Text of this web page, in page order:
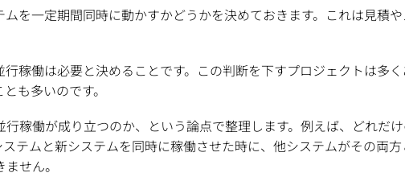
を一定期間同時に動かすかどうかを決めておきます。これは見積
稼働は必要と決めることです。この判断を下すプロジェクトは多
も多いのです。
稼働が成り立つのか、という論点で整理します。例えば、どれだ
テムと新システムを同時に稼働させた時に、他システムがその両
せん。